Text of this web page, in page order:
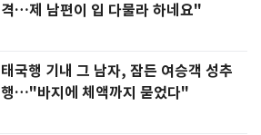
격…제 남편이 입 다물라 하네요"
태국행 기내 그 남자, 잠든 여승객 성추
행…"바지에 체액까지 묻었다"